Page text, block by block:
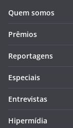
Quem somos
Prêmios
Reportagens
Especiais
Entrevistas
Hipermídia